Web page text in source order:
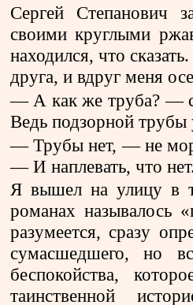
Сергей Степанович
своими круглыми
находился, что
друга, и вдруг меня
— А как же труба? —
Ведь подзорной трубы
— Трубы нет, — не
— И наплевать, что
Я вышел на улицу в
романах называлось
разумеется, сразу
сумасшедшего, но
беспокойства,
таинственной